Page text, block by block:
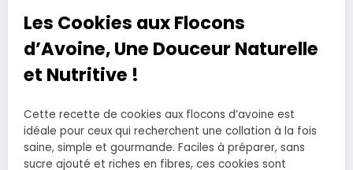
Les Cookies aux Flocons
d’Avoine, Une Douceur Naturelle
et Nutritive !
Cette recette de cookies aux flocons d’avoine est
idéale pour ceux qui recherchent une collation à la fois
saine, simple et gourmande. Faciles à préparer, sans
sucre ajouté et riches en fibres, ces cookies sont